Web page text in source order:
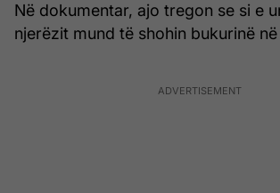
Në dokumentar, ajo tregon se si e
njerëzit mund të shohin bukurinë